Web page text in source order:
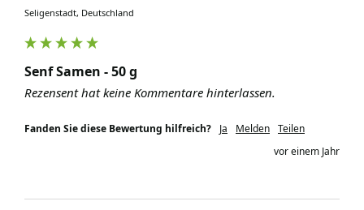
Seligenstadt, Deutschland
Senf Samen - 50 g
Rezensent hat keine Kommentare hinterlassen.
Fanden Sie diese Bewertung hilfreich? Ja Melden Teilen
vor einem Jahr